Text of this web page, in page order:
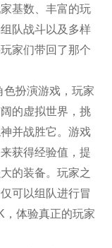
基数、丰富的玩
队战斗以及多样
家们带回了那个
扮演游戏，玩家
的虚拟世界，挑
并战胜它。游戏
获得经验值，提
的装备。玩家之
可以组队进行冒
，体验真正的玩家